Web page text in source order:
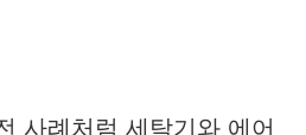
사례처럼 세탁기와 에어